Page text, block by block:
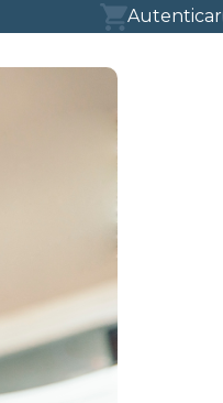
Autenticar